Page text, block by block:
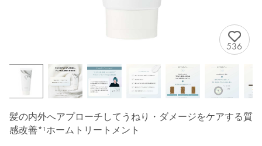
536
髪の内外へアプローチしてうねり・ダメージをケアする質
感改善*¹ホームトリートメント